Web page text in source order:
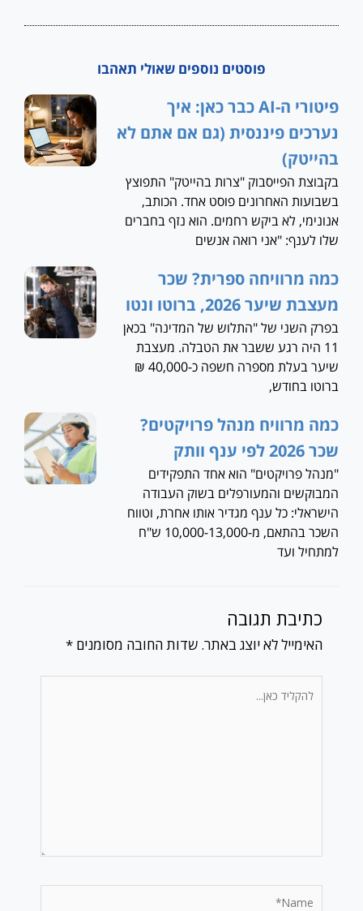
פוסטים נוספים שאולי תאהבו
פיטורי ה-AI כבר כאן: איך
נערכים פיננסית (גם אם אתם לא
בהייטק)
בקבוצת הפייסבוק "צרות בהייטק" התפוצץ
בשבועות האחרונים פוסט אחד. הכותב,
אנונימי, לא ביקש רחמים. הוא נזף בחברים
שלו לענף: "אני רואה אנשים
כמה מרוויחה ספרית? שכר
מעצבת שיער 2026, ברוטו ונטו
בפרק השני של "התלוש של המדינה" בכאן
11 היה רגע ששבר את הטבלה. מעצבת
שיער בעלת מספרה חשפה כ-40,000 ₪
ברוטו בחודש,
כמה מרוויח מנהל פרויקטים?
שכר 2026 לפי ענף וותק
"מנהל פרויקטים" הוא אחד התפקידים
המבוקשים והמעורפלים בשוק העבודה
הישראלי: כל ענף מגדיר אותו אחרת, וטווח
השכר בהתאם, מ-10,000-13,000 ש"ח
למתחיל ועד
כתיבת תגובה
האימייל לא יוצג באתר. שדות החובה מסומנים *
כאן...
Name*